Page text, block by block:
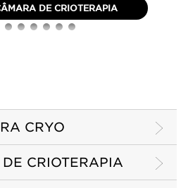
DE CRIOTERAPIA
CRYO
CRIOTERAPIA